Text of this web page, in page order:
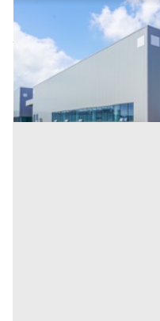
a Padova
(Padova)
Offerta minima
242.250 € 323.000 €
Codice asta:
Asta chiusa